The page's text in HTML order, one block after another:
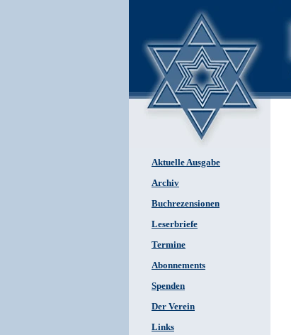
Aktuelle Ausgabe
Archiv
Buchrezensionen
Leserbriefe
Termine
Abonnements
Spenden
Der Verein
Links